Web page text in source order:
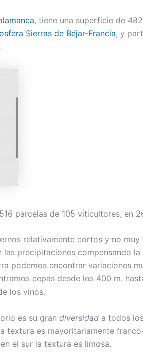
, tiene una superficie de
Sierras de Béjar-Francia, y
.
parcelas de 105 viticultores, en
relativamente cortos y no
precipitaciones compensando
podemos encontrar variaciones
cepas desde los 400 m.
los vinos.
es su gran diversidad a todos
textura es mayoritariamente
el sur la textura es limosa.